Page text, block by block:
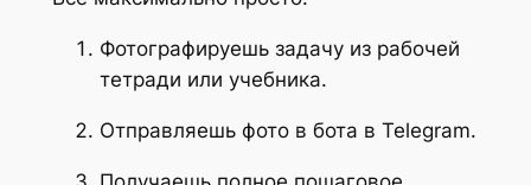
Фотографируешь задачу из рабочей
тетради или учебника.
Отправляешь фото в бота в Telegram.